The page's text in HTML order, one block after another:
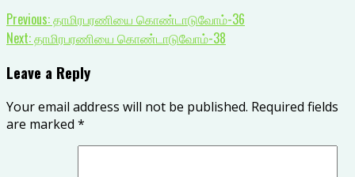
Previous:தாமிரபரணியை கொண்டாடுவோம்-36
Next:தாமிரபரணியை கொண்டாடுவோம்-38
Leave a Reply
Your email address will not be published. Required fields
are marked *